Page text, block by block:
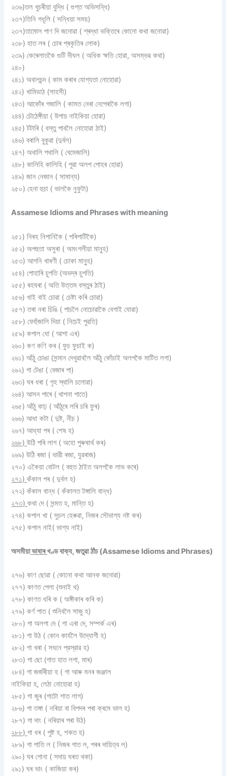
২৩৬)তল খুচৰীয়া বুদ্ধি ( গুপ্ত অভিসন্ধি)
২৩৭)তিনি গধূলি ( সন্ধিয়া সময়)
২৩৭)তামোল পাণ দি জনোৱা ( শ্ৰদ্ধা ভক্তিৰে কোনো কথা জনোৱা)
২৩৮) হাত লৰ ( চোৰ প্ৰকৃতিৰ লোক)
২৩৯) কেৰেলাতকৈ গুটি দীঘল ( অধিক ক্ষতি হোৱা, অসম্ভৱ কথা)
২৪০)
২৪১) অবালচন্দ ( কাম কৰাৰ যোগ্যতা নোহোৱা)
২৪২) খামিডাঠ (সাহসী)
২৪৩) আকোঁৰ গজালি ( কামত নেৰা নেপেৰাকৈ লগা)
২৪৪) চৌঠেঙ্গীয়া ( উপায় নাইকিয়া হোৱা)
২৪৫) টটাৰি ( বস্তু পাবলৈ নোহোৱা ঠাই)
২৪৬) বৰালি বুকুৱা (দুৰ্বল)
২৪৭) অথালি পথালি ( বেমেজালি)
২৪৮) কালিহি কালিহি ( পুৱা অলপ পোহৰ হোৱা)
২৪৯) জান নেজান ( সামান্য)
২৫০) হেনা হুচা ( ভালকৈ নুফুটা)
Assamese Idioms and Phrases with meaning
২৫১) নিৰহ নিপানিকৈ ( পৰিপাটিকৈ)
২৫২) অপহুতা অসুৰা ( অমংগলীয়া মানু্হ)
২৫৩) আগনি খাৰণী ( চোকা মানু্হ)
২৫৪) পোহাৰি চুপতি (অভদ্ৰ চুপতি)
২৫৫) ৰহঘৰা ( অতি উত্তম বস্তুৰ ঠাই)
২৫৬) খাই বাই চোৱা ( চেষ্টা কৰি চোৱা)
২৫৭) তৰা নৰা চিঙি ( পাচলৈ নোচোৱাকৈ বেগাই যোৱা)
২৫৮) ফেহুঁজালি দিয়া ( নিচেই পুৱতি)
২৫৯) কপাল ধো ( আশা এৰ)
২৬০) কণ কণি কৰ ( ফুচ ফুচাই ক)
২৬১) আঁঠু চোঙা (সন্মান দেখুৱাবলৈ আঁঠু কোঁচাই অলপকৈ মাটিত লগা)
২৬২) গা টেঙা ( বেজাৰ পা)
২৬৩) ঘৰ ধৰা ( গৃহ স্থালি চলোৱা)
২৬৪) আসন পাৰে ( থাপনা পাতে)
২৬৫) আঁঠু কাঢ় ( আঁঠুৰে লৰি চৰি ফুৰ)
২৬৬) আধা কটা ( দুষ্ট, নীচ )
২৬৭) আধ্যা পৰ ( শেষ হ)
২৬৮)উঠি পৰি লাগ ( অহাে পুৰুষাৰ্থ কৰ)
২৬৯) উঠি ৰজা ( ভাৱী ৰজা, যুৱৰাজ)
২৭০) একৈয়া বােটল ( বহুত ঠাইত অলপকৈ লাভ কৰে)
২৭১)কঁকাল পৰ ( দুর্বল হ)
২৭২) কঁকাল বান্ধ ( কঁকালত টঙ্গালি বান্ধ)
২৭৩)কথা দে ( সন্মত হ, মান্তি হ)
২৭৪) কপাল খা ( সুচল হেৰুৱা, নিজৰ সৌভাগ্য নষ্ট কৰ)
২৭৫) কপাল নাই( ভাগ্য নাই)
অসমীয়াভাষাৰখণ্ড বাক্য, জতুৱা ঠাঁচ (Assamese Idioms and Phrases)
২৭৬) কাণ ছােৱা ( কোনাে কথা আনক জনোৱা)
২৭৭) কাণত পেলা (শুনাই থ)
২৭৮) কাণত ধৰি ক ( অঙ্গীকাৰ কৰি ক)
২৭৯) কর্ণ পাত ( শুনিবলৈ সাজু হ)
২৮০) গা অলগা দে ( গা এৰা দে, সম্পর্ক এৰ)
২৮১) গা উঠ ( কোন কার্যলৈ উদ্যোগী হ)
২৮২) গা খৰা ( সঘনে প্রস্রাৱ হ)
২৮৩) গা ছাে (গাত হাত লগা, মাৰ)
২৮৪) গা জৰ্জৰীয়া হ ( গা আৰু মনৰ জঞ্জাল
নাইকিয়া হ, লেঠা নােহােৱা হ)
২৮৫) গা জুৰ (গাটো শাত লাগ)
২৮৬) গা তঙ্গা ( নৰিয়া বা বিপদৰ পৰা ক্ৰমে ভাল হ)
২৮৭) গা দাং ( নৰিয়াৰ পৰা উঠ)
২৮৮)গা ধৰ ( পুষ্ট হ, শকত হ)
২৮৯) গা পাতি ল ( নিজৰ গাত ল, পৰৰ দায়িত্ব ল)
২৯০) ঘৰ গােনা ( সদায় ঘৰত থকা)
২৯১) ঘৰ ভাং ( কাজিয়া কৰ)